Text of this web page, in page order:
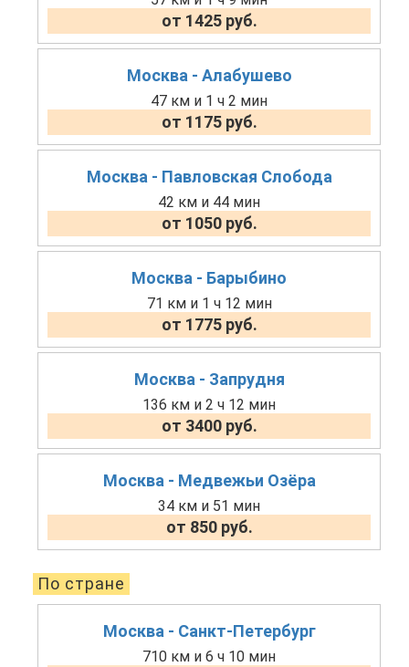
от 1425 руб.
Москва - Алабушево
47 км и 1 ч 2 мин
от 1175 руб.
Москва - Павловская Слобода
42 км и 44 мин
от 1050 руб.
Москва - Барыбино
71 км и 1 ч 12 мин
от 1775 руб.
Москва - Запрудня
136 км и 2 ч 12 мин
от 3400 руб.
Москва - Медвежьи Озёра
34 км и 51 мин
от 850 руб.
По стране
Москва - Санкт-Петербург
710 км и 6 ч 10 мин